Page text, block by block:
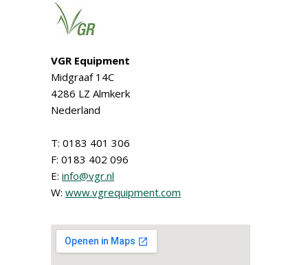
VGR Equipment
Midgraaf 14C
4286 LZ Almkerk
Nederland
T: 0183 401 306
F: 0183 402 096
E: info@vgr.nl
W: www.vgrequipment.com